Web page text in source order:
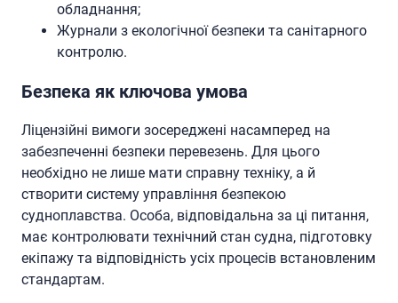
обладнання;
Журнали з екологічної безпеки та санітарного
контролю.
Безпека як ключова умова
Ліцензійні вимоги зосереджені насамперед на
забезпеченні безпеки перевезень. Для цього
необхідно не лише мати справну техніку, а й
створити систему управління безпекою
судноплавства. Особа, відповідальна за ці питання,
має контролювати технічний стан судна, підготовку
екіпажу та відповідність усіх процесів встановленим
стандартам.